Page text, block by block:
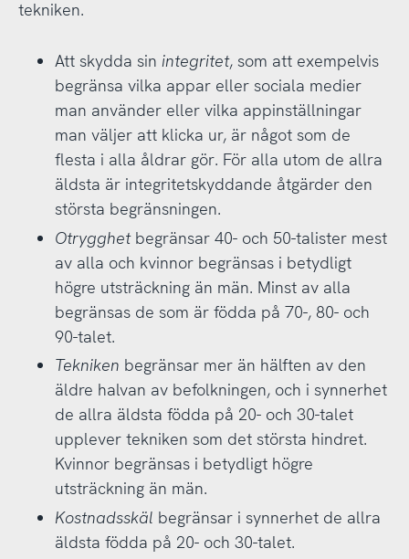
tekniken.
Att skydda sin integritet, som att exempelvis
begränsa vilka appar eller sociala medier
man använder eller vilka appinställningar
man väljer att klicka ur, är något som de
flesta i alla åldrar gör. För alla utom de allra
äldsta är integritetskyddande åtgärder den
största begränsningen.
Otrygghetbegränsar 40- och 50-talister mest
av alla och kvinnor begränsas i betydligt
högre utsträckning än män. Minst av alla
begränsas de som är födda på 70-, 80- och
90-talet.
Tekniken begränsar mer än hälften av den
äldre halvan av befolkningen, och i synnerhet
de allra äldsta födda på 20- och 30-talet
upplever tekniken som det största hindret.
Kvinnor begränsas i betydligt högre
utsträckning än män.
Kostnadsskäl begränsar i synnerhet de allra
äldsta födda på 20- och 30-talet.